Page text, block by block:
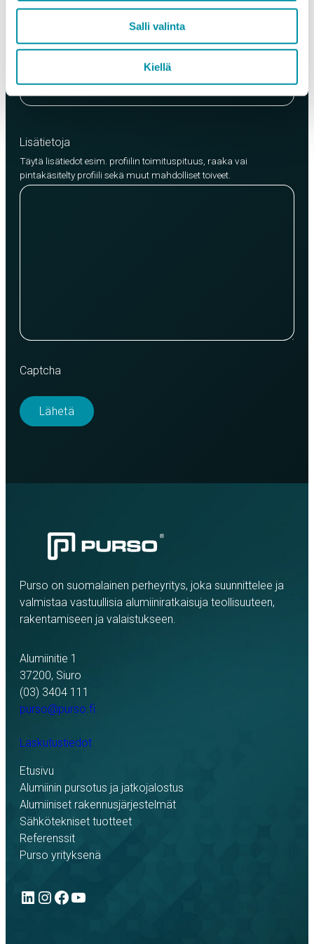
Salli valinta
Kiellä
Laatu
EN AW-6063 (min. 250kg)
EN AW-6082 (min. 500kg)
Lisää tuote
Lisätietoja
Täytä lisätiedot esim. profiilin toimituspituus, raaka vai
pintakäsitelty profiili sekä muut mahdolliset toiveet.
Captcha
Purso on suomalainen perheyritys, joka suunnittelee ja
valmistaa vastuullisia alumiiniratkaisuja teollisuuteen,
rakentamiseen ja valaistukseen.
Alumiinitie 1
37200, Siuro
(03) 3404 111
purso@purso.fi
Laskutustiedot
Etusivu
Alumiinin pursotus ja jatkojalostus
Alumiiniset rakennusjärjestelmät
Sähkötekniset tuotteet
Referenssit
Purso yrityksenä
LinkedIn
Instagram
Facebook
YouTube